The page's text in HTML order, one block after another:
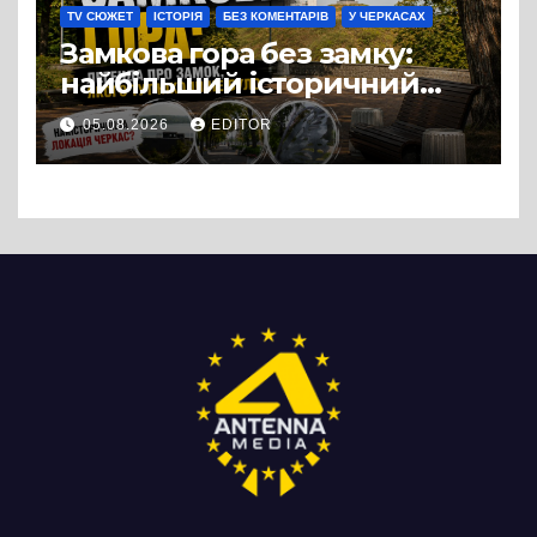
TV СЮЖЕТ ІСТОРІЯ БЕЗ КОМЕНТАРІВ У ЧЕРКАСАХ
Замкова гора без замку:
найбільший історичний
міф Черкас
05.08.2026 EDITOR